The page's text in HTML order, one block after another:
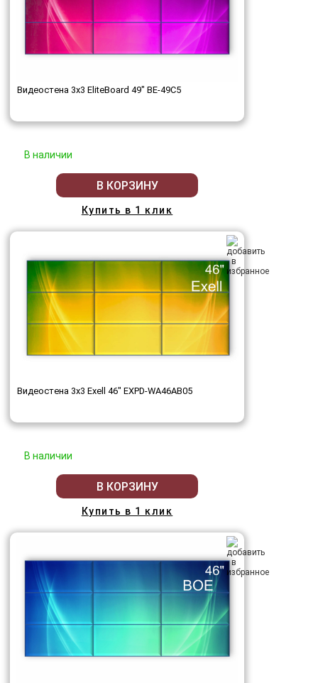
Видеостена 3x3 EliteBoard 49" BE-49C5
В наличии
В КОРЗИНУ
Купить в 1 клик
Видеостена 3x3 Exell 46" EXPD-WA46AB05
В наличии
В КОРЗИНУ
Купить в 1 клик